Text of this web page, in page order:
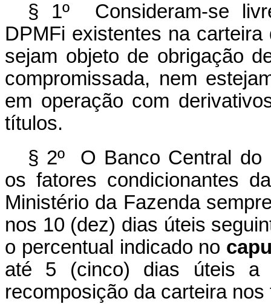
§ 1º Consideram-se
DPMFi existentes na
sejam objeto de obrigação
compromissada, nem
em operação com
títulos.
§ 2º O Banco Central do
os fatores condicionantes
Ministério da Fazenda
nos 10 (dez) dias úteis
o percentual indicado no
até 5 (cinco) dias úteis a
recomposição da carteira